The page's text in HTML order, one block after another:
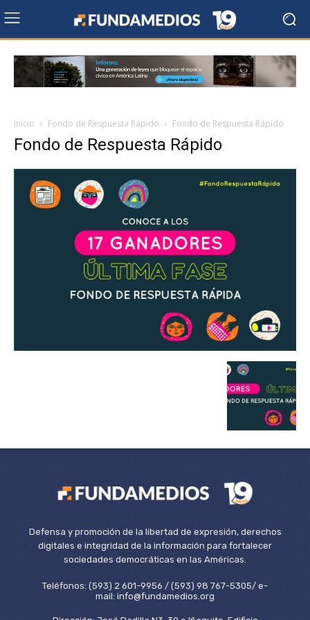
Inicio Fondo de Respuesta Rápido Fondo de Respuesta Rápido
Fondo de Respuesta Rápido
Defensa y promoción de la libertad de expresión, derechos
digitales e integridad de la información para fortalecer
sociedades democráticas en las Américas.
Teléfonos: (593) 2 601-9956 / (593) 98 767-5305/ e-
mail: info@fundamedios.org